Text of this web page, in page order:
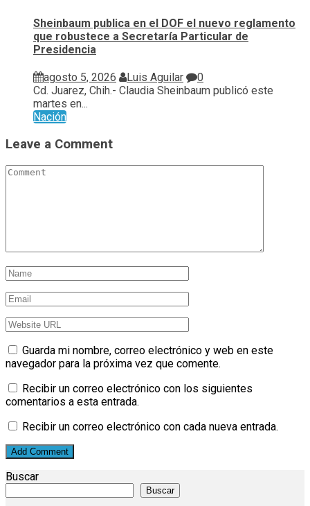
Sheinbaum publica en el DOF el nuevo reglamento
que robustece a Secretaría Particular de
Presidencia
agosto 5, 2026 Luis Aguilar
0
Cd. Juarez, Chih.- Claudia Sheinbaum publicó este
martes en...
Nación
Leave a Comment
Guarda mi nombre, correo electrónico y web en este
navegador para la próxima vez que comente.
Recibir un correo electrónico con los siguientes
comentarios a esta entrada.
Recibir un correo electrónico con cada nueva entrada.
Buscar
Buscar